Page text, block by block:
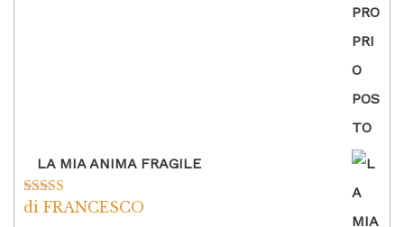
LA MIA ANIMA FRAGILE
Valutato5su
di FRANCESCO